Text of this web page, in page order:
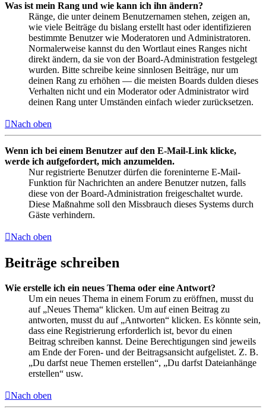
Was ist mein Rang und wie kann ich ihn ändern?
Ränge, die unter deinem Benutzernamen stehen, zeigen an,
wie viele Beiträge du bislang erstellt hast oder identifizieren
bestimmte Benutzer wie Moderatoren und Administratoren.
Normalerweise kannst du den Wortlaut eines Ranges nicht
direkt ändern, da sie von der Board-Administration festgelegt
wurden. Bitte schreibe keine sinnlosen Beiträge, nur um
deinen Rang zu erhöhen — die meisten Boards dulden dieses
Verhalten nicht und ein Moderator oder Administrator wird
deinen Rang unter Umständen einfach wieder zurücksetzen.
Nach oben
Wenn ich bei einem Benutzer auf den E-Mail-Link klicke,
werde ich aufgefordert, mich anzumelden.
Nur registrierte Benutzer dürfen die foreninterne E-Mail-
Funktion für Nachrichten an andere Benutzer nutzen, falls
diese von der Board-Administration freigeschaltet wurde.
Diese Maßnahme soll den Missbrauch dieses Systems durch
Gäste verhindern.
Nach oben
Beiträge schreiben
Wie erstelle ich ein neues Thema oder eine Antwort?
Um ein neues Thema in einem Forum zu eröffnen, musst du
auf „Neues Thema“ klicken. Um auf einen Beitrag zu
antworten, musst du auf „Antworten“ klicken. Es könnte sein,
dass eine Registrierung erforderlich ist, bevor du einen
Beitrag schreiben kannst. Deine Berechtigungen sind jeweils
am Ende der Foren- und der Beitragsansicht aufgelistet. Z. B.
„Du darfst neue Themen erstellen“, „Du darfst Dateianhänge
erstellen“ usw.
Nach oben